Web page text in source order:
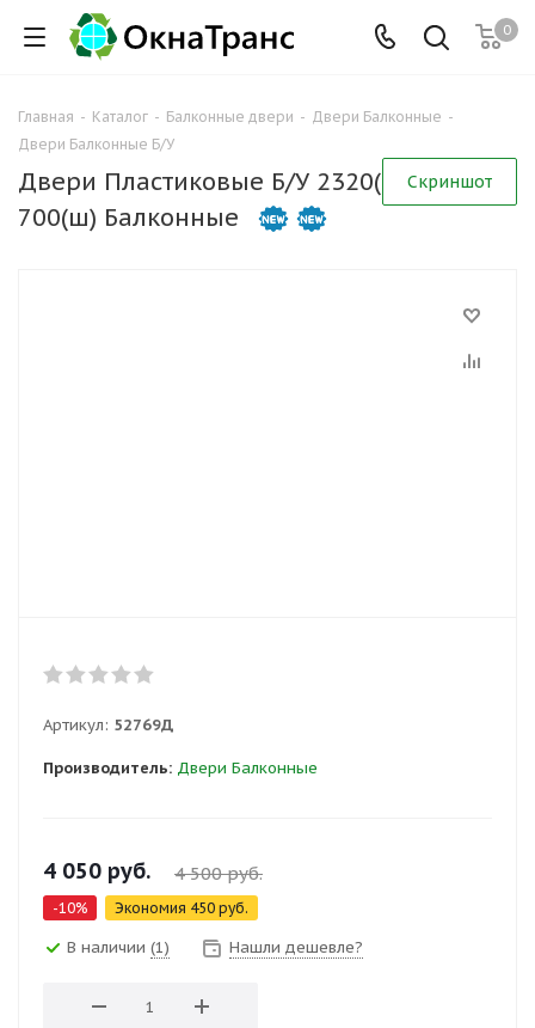
0
Главная - Каталог - Балконные двери - Двери Балконные -
Двери Балконные Б/У
Скриншот
Двери Пластиковые Б/У 2320(в) х
700(ш) Балконные
Артикул: 52769Д
Производитель: Двери Балконные
4 050 руб. 4 500руб.
-10% Экономия 450 руб.
В наличии (1) Нашли дешевле?